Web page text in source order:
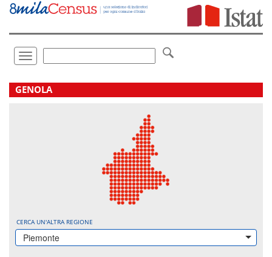
Vai
direttamente
Toggle
navigation
.
GENOLA
CERCA UN'ALTRA REGIONE
Piemonte